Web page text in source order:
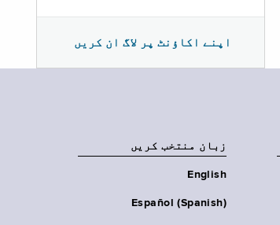
اپنے اکاؤنٹ پر لاگ ان کریں
زبان منتخب کریں
English
Español (Spanish)